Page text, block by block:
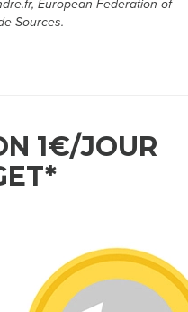
European Federation of
Sources.
1€/JOUR